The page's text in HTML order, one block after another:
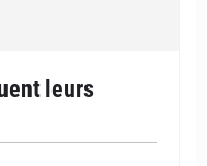
leurs